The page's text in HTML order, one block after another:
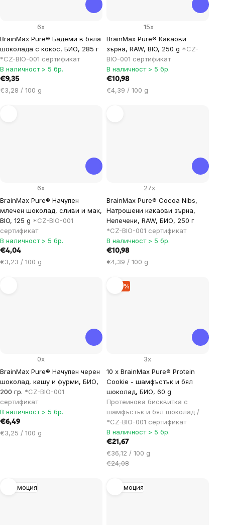
BrainMax Pure® Бадеми в бяла
шоколада с кокос, БИО, 285 г
*CZ-BIO-001 сертификат
6x
В наличност > 5 бр.
€9,35
Цена
€3,28 / 100 g
BrainMax Pure® Какаови
зърна, RAW, BIO, 250 g *CZ-
BIO-001 сертификат
15x
В наличност > 5 бр.
€10,98
Цена
€4,39 / 100 g
BrainMax Pure® Начупен
млечен шоколад, сливи и мак,
BIO, 125 g *CZ-BIO-001
сертификат
6x
В наличност > 5 бр.
€4,04
Цена
€3,23 / 100 g
BrainMax Pure® Cocoa Nibs,
Натрошени какаови зърна,
Непечени, RAW, БИО, 250 г
*CZ-BIO-001 сертификат
27x
В наличност > 5 бр.
€10,98
Цена
мярка:
€4,39 / 100 g
BrainMax Pure® Начупен черен
шоколад, кашу и фурми, БИО,
200 гр. *CZ-BIO-001
сертификат
0x
В наличност > 5 бр.
€6,49
Цена
€3,25 / 100 g
–10 %
10 x BrainMax Pure® Protein
Cookie - шамфъстък и бял
шоколад, БИО, 60 g
Протеинова бисквитка с
шамфъстък и бял шоколад /
*CZ-BIO-001 сертификат
3x
В наличност > 5 бр.
€21,67
Цена
за
€36,12 / 100 g
€24,08
Промоция Промоция